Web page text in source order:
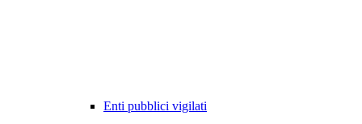
Enti pubblici vigilati